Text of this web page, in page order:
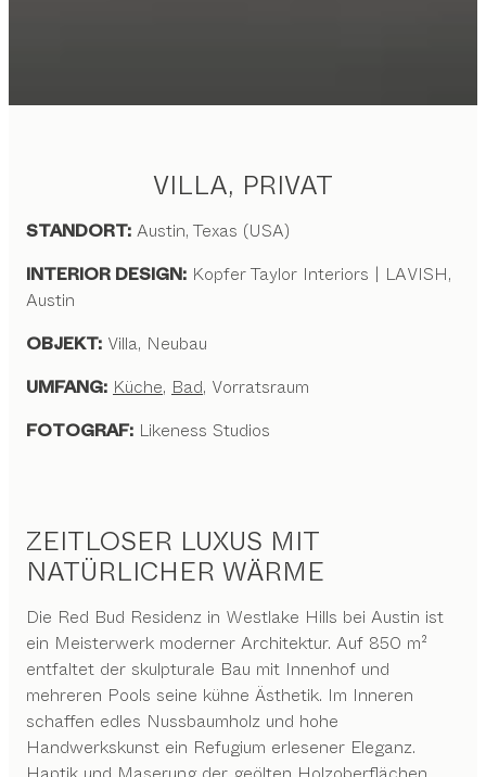
VILLA, PRIVAT
STANDORT: Austin, Texas (USA)
INTERIOR DESIGN: Kopfer Taylor Interiors | LAVISH,
Austin
OBJEKT: Villa, Neubau
UMFANG: Küche, Bad, Vorratsraum
FOTOGRAF: Likeness Studios
ZEITLOSER LUXUS MIT
NATÜRLICHER WÄRME
Die Red Bud Residenz in Westlake Hills bei Austin ist
ein Meisterwerk moderner Architektur. Auf 850 m²
entfaltet der skulpturale Bau mit Innenhof und
mehreren Pools seine kühne Ästhetik. Im Inneren
schaffen edles Nussbaumholz und hohe
Handwerkskunst ein Refugium erlesener Eleganz.